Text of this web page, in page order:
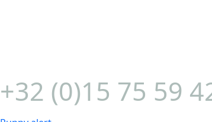
+32 (0)15 75 59